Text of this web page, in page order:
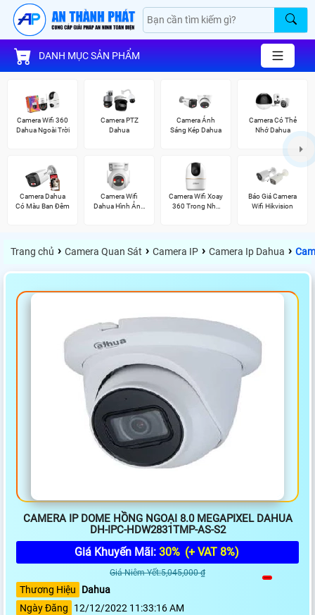
DANH MỤC SẢN PHẨM
Camera Wifi 360
Dahua Ngoài Trời
Camera PTZ
Dahua
Camera Ánh
Sáng Kép Dahua
Camera Có Thẻ
Nhớ Dahua
Camera Dahua
Có Màu Ban Đêm
Camera Wifi
Dahua Hình Ảnh
Camera Wifi Xoay
360 Trong Nhà
Báo Giá Camera
Wifi Hikvision
Trang chủ › Camera Quan Sát › Camera IP › Camera Ip Dahua ›
CAMERA IP DOME HỒNG NGOẠI 8.0 MEGAPIXEL DAHUA
DH-IPC-HDW2831TMP-AS-S2
Giá Khuyến Mãi: 30% (+ VAT 8%)
Giá Niêm Yết:5,045,000 ₫
Thương Hiệu
Dahua
Ngày Đăng
12/12/2022 11:33:16 AM